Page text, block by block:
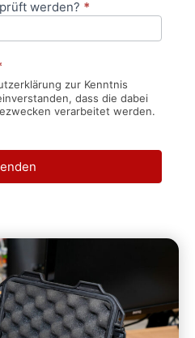
werden? *
zur Kenntnis
dass die dabei
verarbeitet werden.